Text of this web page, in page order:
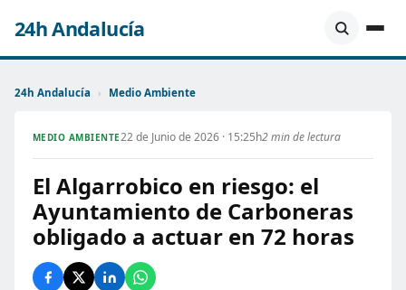
24h Andalucía
24h Andalucía › Medio Ambiente
MEDIO AMBIENTE22 de Junio de 2026 · 15:25h2 min de lectura
El Algarrobico en riesgo: el
Ayuntamiento de Carboneras
obligado a actuar en 72 horas